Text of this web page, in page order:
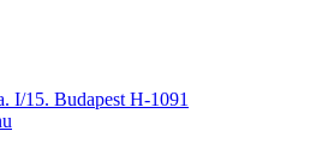
I/15. Budapest H-1091